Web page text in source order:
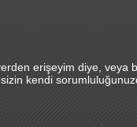
erişeyim diye, veya
kendi